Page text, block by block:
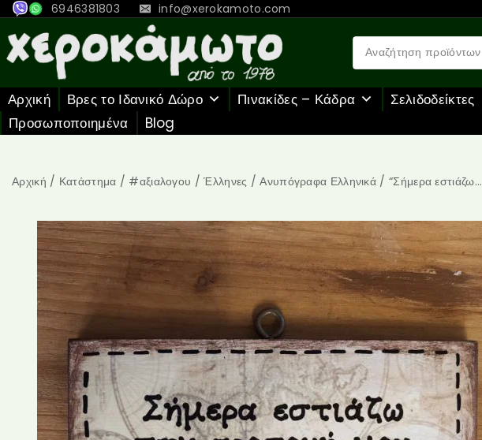
6946381803 info@xerokamoto.com
Αρχική Βρες το Ιδανικό Δώρο Πινακίδες – Κάδρα Σελιδοδείκτες
Προσωποποιημένα
Blog
Αρχική / Κατάστημα / #αξιαλογου / Έλληνες / Ανυπόγραφα Ελληνικά / “Σήμερα εστιάζω…